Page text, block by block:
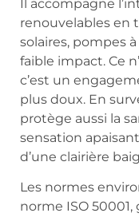
Il accompagne
renouvelables en
solaires, pompes
faible impact. Ce
c’est un
plus doux. En
protège aussi la
sensation
d’une clairière
Les normes
norme ISO